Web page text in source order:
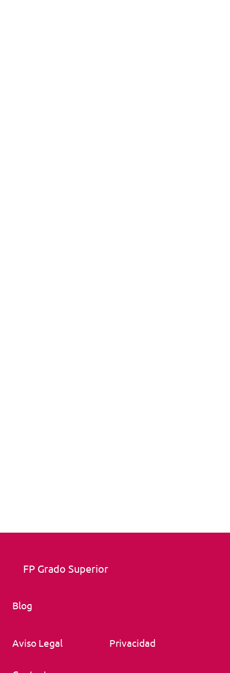
FP Grado Superior
Blog
Aviso Legal Privacidad